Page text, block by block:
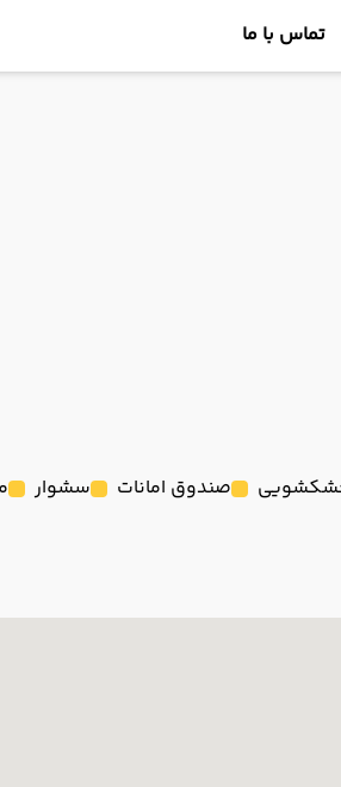
تماس با ما
صندوق امانات سشوار